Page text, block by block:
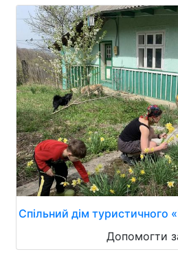
Спільний дім туристичного
Допомогти